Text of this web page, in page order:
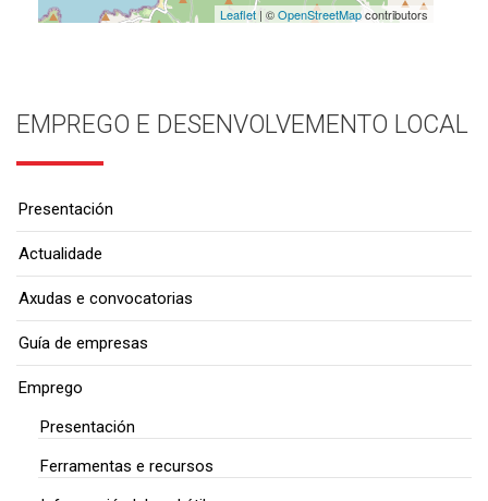
Leaflet| ©OpenStreetMapcontributors
EMPREGO E DESENVOLVEMENTO LOCAL
Presentación
Actualidade
Axudas e convocatorias
Guía de empresas
Emprego
Presentación
Ferramentas e recursos